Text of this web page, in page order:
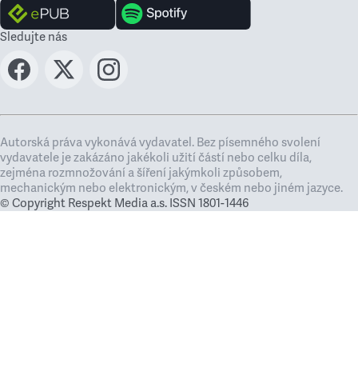
Sledujte nás
Autorská práva vykonává vydavatel. Bez písemného svolení
vydavatele je zakázáno jakékoli užití částí nebo celku díla,
zejména rozmnožování a šíření jakýmkoli způsobem,
mechanickým nebo elektronickým, v českém nebo jiném jazyce.
© Copyright Respekt Media a.s. ISSN 1801-1446